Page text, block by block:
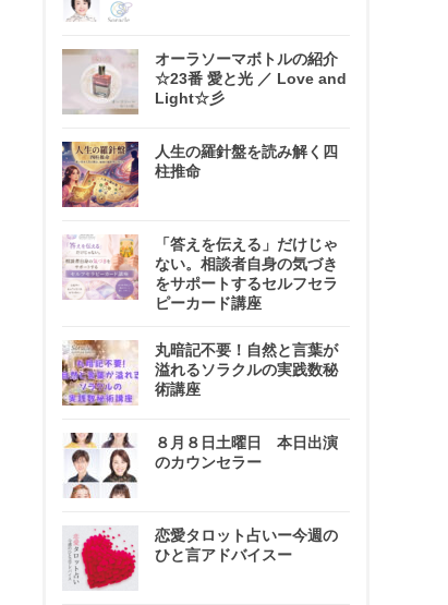
オーラソーマボトルの紹介
☆23番 愛と光 ／ Love and
Light☆彡
人生の羅針盤を読み解く四
柱推命
「答えを伝える」だけじゃ
ない。相談者自身の気づき
をサポートするセルフセラ
ピーカード講座
丸暗記不要！自然と言葉が
溢れるソラクルの実践数秘
術講座
８月８日土曜日 本日出演
のカウンセラー
恋愛タロット占いー今週の
ひと言アドバイスー